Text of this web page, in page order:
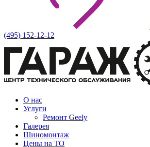
(495) 152-12-12
О нас
Услуги
Ремонт Geely
Галерея
Шиномонтаж
Цены на ТО